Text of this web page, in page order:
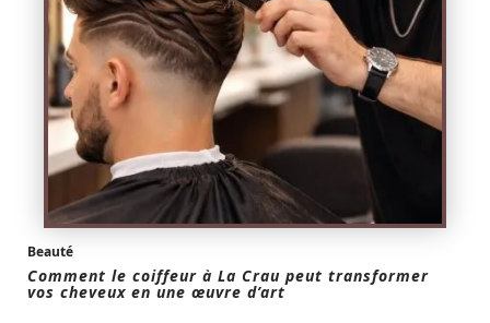
Beauté
Comment le coiffeur à La Crau peut transformer
vos cheveux en une œuvre d’art